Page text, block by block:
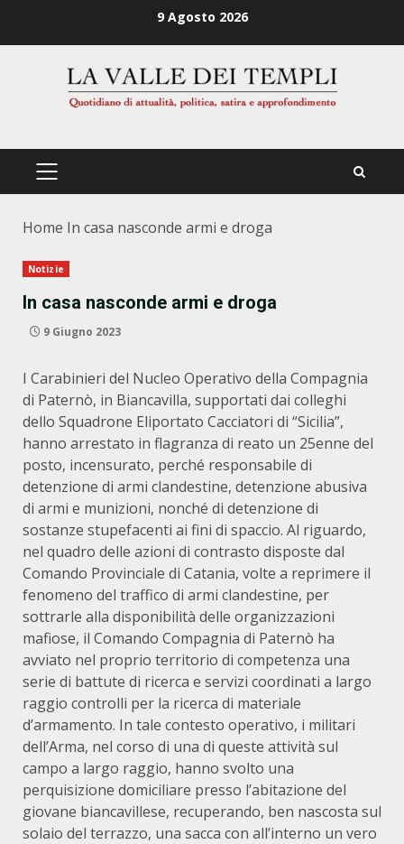
9 Agosto 2026
PRIMÄRES
Home In casa nasconde armi e droga
Notizie
In casa nasconde armi e droga
9 Giugno 2023
I Carabinieri del Nucleo Operativo della Compagnia
di Paternò, in Biancavilla, supportati dai colleghi
dello Squadrone Eliportato Cacciatori di “Sicilia”,
hanno arrestato in flagranza di reato un 25enne del
posto, incensurato, perché responsabile di
detenzione di armi clandestine, detenzione abusiva
di armi e munizioni, nonché di detenzione di
sostanze stupefacenti ai fini di spaccio. Al riguardo,
nel quadro delle azioni di contrasto disposte dal
Comando Provinciale di Catania, volte a reprimere il
fenomeno del traffico di armi clandestine, per
sottrarle alla disponibilità delle organizzazioni
mafiose, il Comando Compagnia di Paternò ha
avviato nel proprio territorio di competenza una
serie di battute di ricerca e servizi coordinati a largo
raggio controlli per la ricerca di materiale
d’armamento. In tale contesto operativo, i militari
dell’Arma, nel corso di una di queste attività sul
campo a largo raggio, hanno svolto una
perquisizione domiciliare presso l’abitazione del
giovane biancavillese, recuperando, ben nascosta sul
solaio del terrazzo, una sacca con all’interno un vero